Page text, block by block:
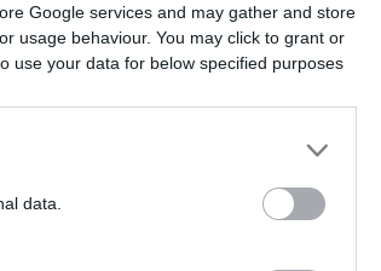
Google services and may gather and store
usage behaviour. You may click to grant or
use your data for below specified purposes
data.
EXTRA:
NYITJA ÚJ